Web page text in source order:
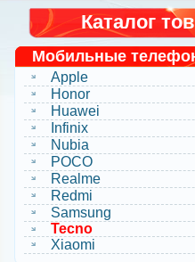
Каталог
Мобильные
Apple
Honor
Huawei
Infinix
Nubia
POCO
Realme
Redmi
Samsung
Tecno
Xiaomi